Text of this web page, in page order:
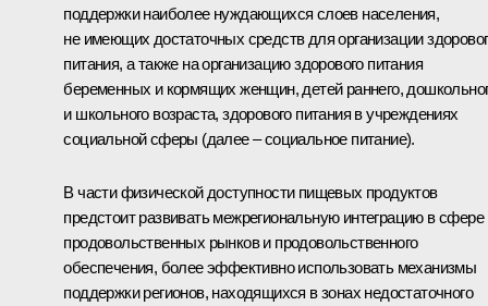
поддержки наиболее нуждающихся слоев населения,
не имеющих достаточных средств для организации
питания, а также на организацию здорового питания
беременных и кормящих женщин, детей раннего,
и школьного возраста, здорового питания в учреждениях
социальной сферы (далее – социальное питание).
В части физической доступности пищевых продуктов
предстоит развивать межрегиональную интеграцию в сфере
продовольственных рынков и продовольственного
обеспечения, более эффективно использовать механизмы
поддержки регионов, находящихся в зонах недостаточного